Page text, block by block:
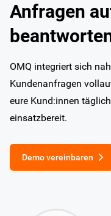
Anfragen
OMQ integriert sich
Kundenanfragen
eure Kund:innen
einsatzbereit.
Demo vereinbaren